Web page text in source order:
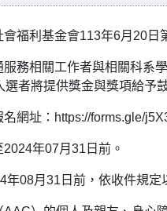
福利基金會113年6月20日
務相關工作者與相關科系
者將提供獎金與獎項給予
網址：https://forms.gle/
年07月31日前。
年08月31日前，依收件規定